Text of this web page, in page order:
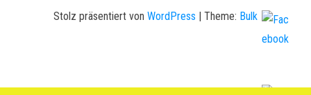
Stolz präsentiert von WordPress | Theme: Bulk